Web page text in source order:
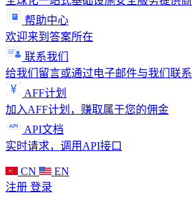
帮助中心
欢迎来到答案所在
联系我们
给我们留言或通过电子邮件与我们联系
AFF计划
加入AFF计划，赚取属于您的佣金
API文档
实时请求，调用API接口
CN
EN
注册 登录